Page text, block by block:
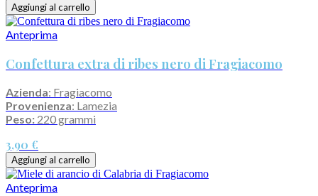
Aggiungi al carrello
Anteprima
Confettura extra di ribes nero di Fragiacomo
Azienda: Fragiacomo
Provenienza: Lamezia
Peso: 220 grammi
3,90 €
Aggiungi al carrello
Anteprima